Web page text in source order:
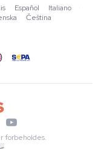
·Español ·Italiano
·
·Čeština
forbeholdes.